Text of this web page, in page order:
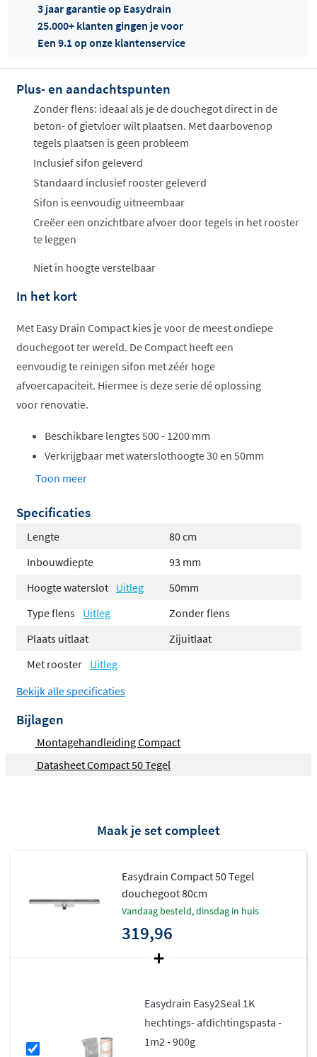
Offertes
ophalen...
3 jaar garantie op Easydrain
25.000+ klanten gingen je voor
Een 9.1 op onze klantenservice
Plus- en aandachtspunten
Zonder flens: ideaal als je de douchegot direct in de
beton- of gietvloer wilt plaatsen. Met daarbovenop
tegels plaatsen is geen probleem
Inclusief sifon geleverd
Standaard inclusief rooster geleverd
Sifon is eenvoudig uitneembaar
Creëer een onzichtbare afvoer door tegels in het rooster
te leggen
Niet in hoogte verstelbaar
In het kort
Met Easy Drain Compact kies je voor de meest ondiepe
douchegoot ter wereld. De Compact heeft een
eenvoudig te reinigen sifon met zéér hoge
afvoercapaciteit. Hiermee is deze serie dé oplossing
voor renovatie.
Beschikbare lengtes ­500 -­ 1200 mm
Verkrijgbaar met waterslothoogte 30 en 50mm
Geschikt voor ­renovatie projecten
Afvoercapaciteit volgens EN 1253, dit betreft een
maximale afvoercapaciteit van 32 liter/minuut bij
een waterslot van 30mm en een maximale
waterslot van 50mm.
Geleverd als ­complete set,
inclusieftegelinlegrooster
Vloerafwerking: Tegel / Keramisch / Mozaïek
Toon meer
Specificaties
Lengte
80 cm
Inbouwdiepte
93 mm
Hoogte waterslot Uitleg
50mm
Type flens Uitleg
Zonder flens
Plaats uitlaat
Zijuitlaat
Met rooster Uitleg
Bekijk alle specificaties
Bijlagen
Montagehandleiding Compact
Datasheet Compact 50 Tegel
Maak je set compleet
Easydrain Compact 50 Tegel
douchegoot 80cm
vandaag besteld, dinsdag in huis
319,96
Easydrain Easy2Seal 1K
hechtings- afdichtingspasta -
1m2 - 900g